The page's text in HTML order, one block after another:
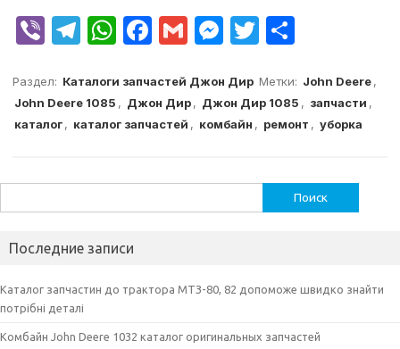
V
er
T
e
g
W
at
s
F
c
e
G
ai
l
M
s
s
T
it
te
п
р
и
Раздел: Каталоги запчастей Джон Дир Метки: John Deere,
John Deere 1085 , Джон Дир, Джон Дир 1085 , запчасти ,
каталог, каталог запчастей , комбайн , ремонт , уборка
Последние записи
Каталог запчастин до трактора МТЗ-80, 82 допоможе швидко знайти
потрібні деталі
Комбайн John Deere 1032 каталог оригинальных запчастей